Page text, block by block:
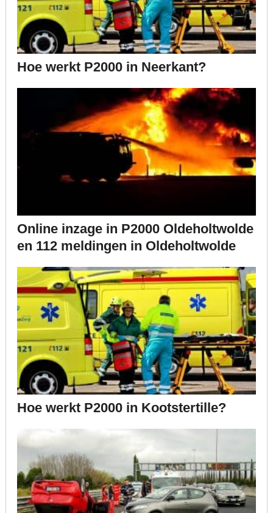
Hoe werkt P2000 in Neerkant?
Online inzage in P2000 Oldeholtwolde
en 112 meldingen in Oldeholtwolde
Hoe werkt P2000 in Kootstertille?